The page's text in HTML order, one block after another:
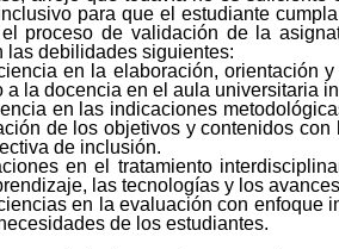
para que el estudiante
proceso de validación de la
las debilidades siguientes:
en la elaboración, orientación
a la docencia en el aula universitaria
en las indicaciones
de los objetivos y contenidos
de inclusión.
en el tratamiento
las tecnologías y los
en la evaluación con enfoque
de los estudiantes.